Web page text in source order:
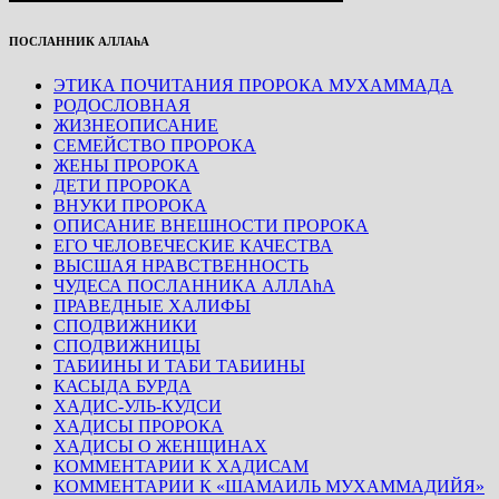
ПОСЛАННИК АЛЛАhА
ЭТИКА ПОЧИТАНИЯ ПРОРОКА МУХАММАДА
РОДОСЛОВНАЯ
ЖИЗНЕОПИСАНИЕ
СЕМЕЙСТВО ПРОРОКА
ЖЕНЫ ПРОРОКА
ДЕТИ ПРОРОКА
ВНУКИ ПРОРОКА
ОПИСАНИЕ ВНЕШНОСТИ ПРОРОКА
ЕГО ЧЕЛОВЕЧЕСКИЕ КАЧЕСТВА
ВЫСШАЯ НРАВСТВЕННОСТЬ
ЧУДЕСА ПОСЛАННИКА АЛЛАhА
ПРАВЕДНЫЕ ХАЛИФЫ
СПОДВИЖНИКИ
СПОДВИЖНИЦЫ
ТАБИИНЫ И ТАБИ ТАБИИНЫ
КАСЫДА БУРДА
ХАДИС-УЛЬ-КУДСИ
ХАДИСЫ ПРОРОКА
ХАДИСЫ О ЖЕНЩИНАХ
КОММЕНТАРИИ К ХАДИСАМ
КОММЕНТАРИИ К «ШАМАИЛЬ МУХАММАДИЙЯ»